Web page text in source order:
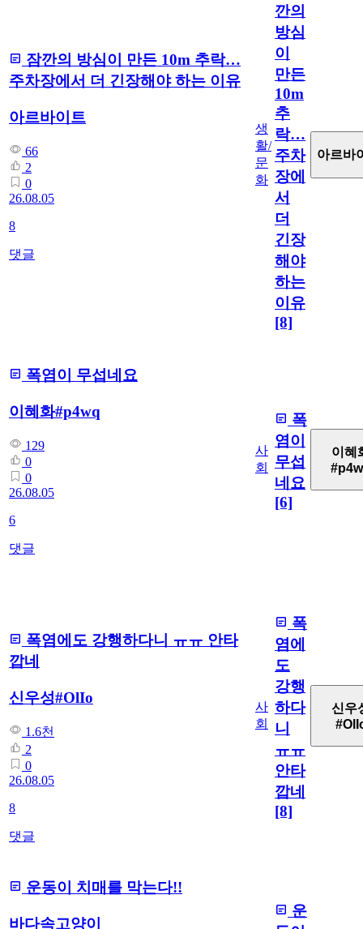
잠깐의 방심이 만든 10m 추락…
주차장에서 더 긴장해야 하는 이유
아르바이트
66
2
0
26.08.05
8
댓글
생
활/
문
화
깐의
방심
이
만든
10m
추
락…
주차
장에
서
더
긴장
해야
하는
이유
[8]
아르바
폭염이 무섭네요
이혜화#p4wq
129
0
0
26.08.05
6
댓글
사
회
폭
염이
무섭
네요
[6]
이혜
폭염에도 강행하다니 ㅠㅠ 안타
깝네
신우성#OlIo
1.6천
2
0
26.08.05
8
댓글
사
회
폭
염에
도
강행
하다
니
ㅠㅠ
안타
깝네
[8]
신우
운동이 치매를 막는다!!
바다속고양이
운